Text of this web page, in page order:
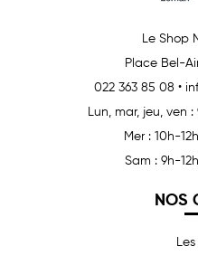
Le Shop
Place Bel-
022 363 85 08 •
Lun, mar, jeu, ven :
Mer : 10h-
Sam : 9h-
NOS